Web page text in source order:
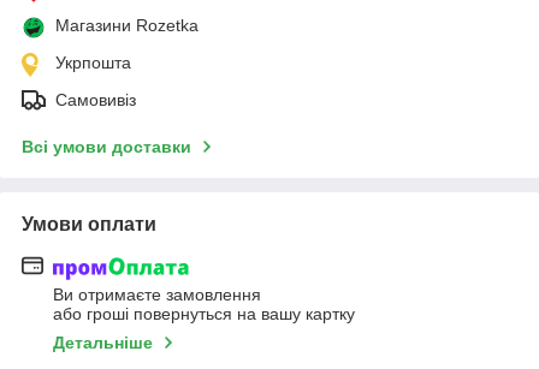
Магазини Rozetka
Укрпошта
Самовивіз
Всі умови доставки
Умови оплати
Ви отримаєте замовлення
або гроші повернуться на вашу картку
Детальніше